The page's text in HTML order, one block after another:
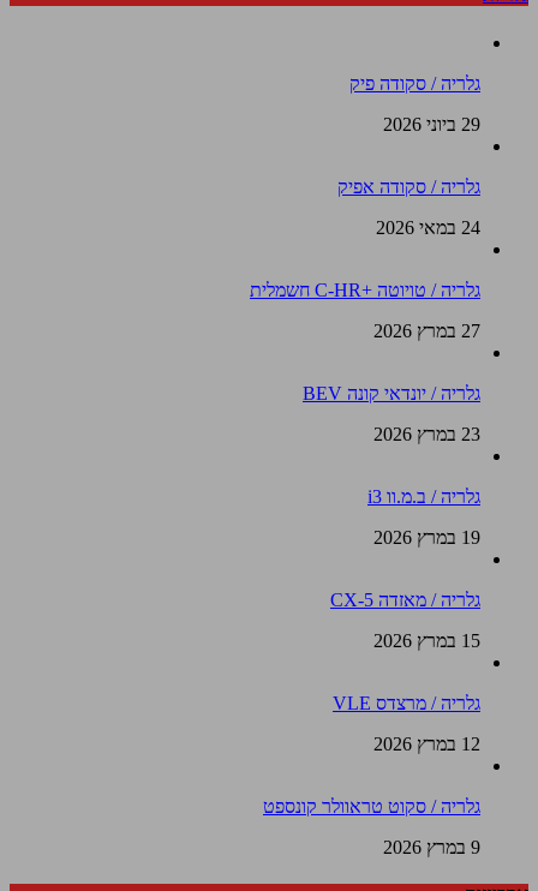
גלריה / סקודה פיק
29 ביוני 2026
גלריה / סקודה אפיק
24 במאי 2026
גלריה / טויוטה +C-HR חשמלית
27 במרץ 2026
גלריה / יונדאי קונה BEV
23 במרץ 2026
גלריה / ב.מ.וו i3
19 במרץ 2026
גלריה / מאזדה CX-5
15 במרץ 2026
גלריה / מרצדס VLE
12 במרץ 2026
גלריה / סקוט טראוולר קונספט
9 במרץ 2026